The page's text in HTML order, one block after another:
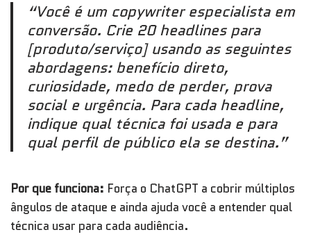
“Você é um copywriter especialista em
conversão. Crie 20 headlines para
[produto/serviço] usando as seguintes
abordagens: benefício direto,
curiosidade, medo de perder, prova
social e urgência. Para cada headline,
indique qual técnica foi usada e para
qual perfil de público ela se destina.”
Por que funciona: Força o ChatGPT a cobrir múltiplos
ângulos de ataque e ainda ajuda você a entender qual
técnica usar para cada audiência.